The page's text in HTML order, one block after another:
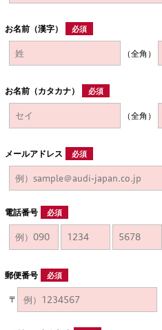
お名前（漢字） 必須
（全角）
お名前（カタカナ） 必須
（全角）
メールアドレス 必須
電話番号 必須
郵便番号 必須
〒